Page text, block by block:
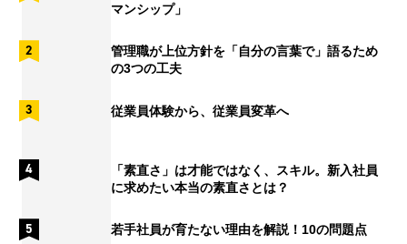
マンシップ」
管理職が上位方針を「自分の言葉で」語るため
の3つの工夫
従業員体験から、従業員変革へ
「素直さ」は才能ではなく、スキル。新入社員
に求めたい本当の素直さとは？
若手社員が育たない理由を解説！10の問題点